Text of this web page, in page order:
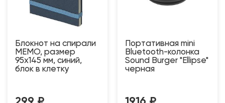
Блокнот на спирали
MEMO, размер
95х145 мм, синий,
блок в клетку
Портативная mini
Bluetooth-колонка
Sound Burger "Ellipse"
черная